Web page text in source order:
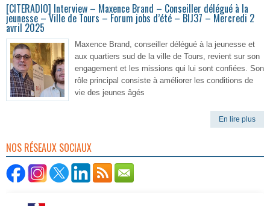
[CITERADIO] Interview – Maxence Brand – Conseiller délégué à la
jeunesse – Ville de Tours – Forum jobs d’été – BIJ37 – Mercredi 2
avril 2025
Maxence Brand, conseiller délégué à la jeunesse et
aux quartiers sud de la ville de Tours, revient sur son
engagement et les missions qui lui sont confiées. Son
rôle principal consiste à améliorer les conditions de
vie des jeunes âgés
En lire plus
NOS RÉSEAUX SOCIAUX